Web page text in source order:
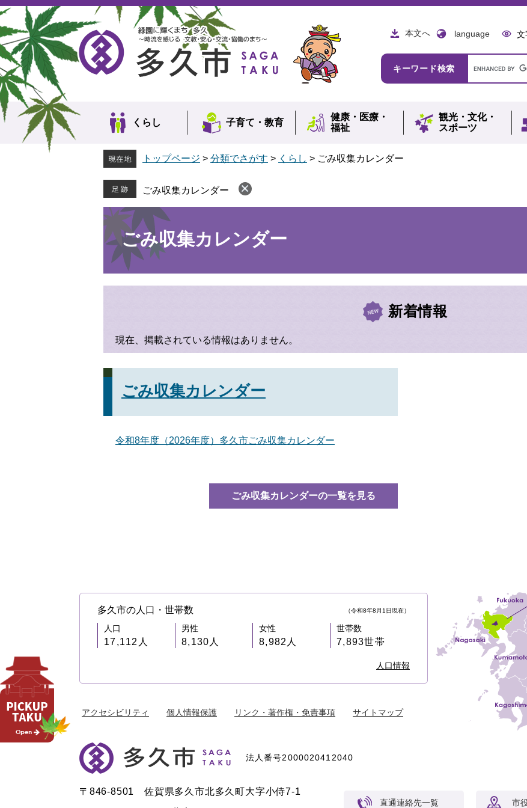
ペ
ー
ジ
の
先
頭
で
す。
メ
ニ
ュ
ー
を
飛
ば
し
て
本
本文へ language 文
キーワード検索
カ
ス
検
索
くらし 子育て・ 教育
健康・ 医療・
福祉
観光・ 文化・
スポーツ
トップページ > 分類でさがす > くらし > ごみ収集カレンダー
ごみ収集カレンダー
本
文
ごみ収集カレンダー
新着情報
現在、掲載されている情報はありません。
ごみ収集カレンダー
令和8年度（2026年度）多久市ごみ収集カレンダー
ごみ収集カレンダーの一覧を見る
多久市の人口・世帯数 （令和8年8月1日現在）
人口
17,112人
男性
8,130人
女性
8,982人
世帯数
7,893世帯
人口情報
アクセシビリティ 個人情報保護 リンク・著作権・免責事項 サイトマップ
法人番号2000020412040
〒846-8501 佐賀県多久市北多久町大字小侍7-1
直通連絡先一覧 市